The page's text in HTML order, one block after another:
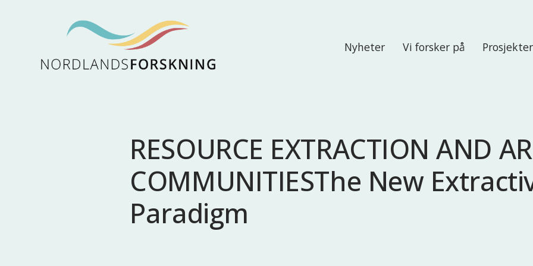
Nyheter Vi forsker på Prosjekter
RESOURCE EXTRACTION AND
COMMUNITIESThe New
Paradigm